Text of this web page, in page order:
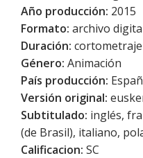
Año producción: 2015
Formato: archivo
Duración:
Género: Animación
País producción:
Versión original:
Subtitulado: inglés,
(de Brasil), italiano,
Calificacion: SC